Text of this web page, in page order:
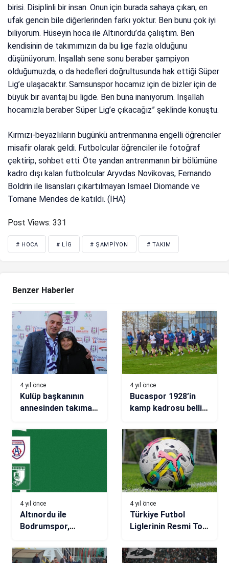
birisi. Disiplinli bir insan. Onun için burada sahaya çıkan, en
ufak gencin bile diğerlerinden farkı yoktur. Ben bunu çok iyi
biliyorum. Hüseyin hoca ile Altınordu’da çalıştım. Ben
kendisinin de takımımızın da bu lige fazla olduğunu
düşünüyorum. İnşallah sene sonu beraber şampiyon
olduğumuzda, o da hedefleri doğrultusunda hak ettiği Süper
Lig’e ulaşacaktır. Samsunspor hocamız için de bizler için de
büyük bir avantaj bu ligde. Ben buna inanıyorum. İnşallah
hocamızla beraber Süper Lig’e çıkacağız” şeklinde konuştu.
Kırmızı-beyazlıların bugünkü antrenmanına engelli öğrenciler
misafir olarak geldi. Futbolcular öğrenciler ile fotoğraf
çektirip, sohbet etti. Öte yandan antrenmanın bir bölümüne
kadro dışı kalan futbolcular Aryvdas Novikovas, Fernando
Boldrin ile lisansları çıkartılmayan Ismael Diomande ve
Tomane Mendes de katıldı. (İHA)
Post Views: 331
# HOCA # LIG # ŞAMPIYON # TAKIM
Benzer Haberler
4 yıl önce
Kulüp başkanının
annesinden takıma
4 yıl önce
Bucaspor 1928’in
kamp kadrosu belli
4 yıl önce
Altınordu ile
Bodrumspor,
4 yıl önce
Türkiye Futbol
Liglerinin Resmi Top